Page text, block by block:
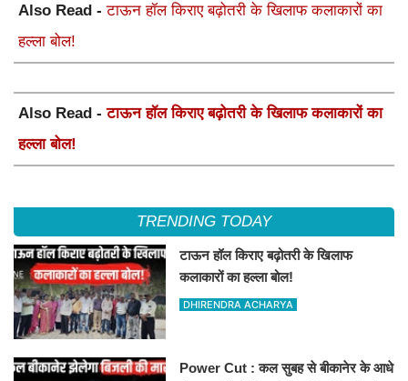
Also Read -टाऊन हॉल किराए बढ़ोतरी के खिलाफ कलाकारों का
हल्ला बोल!
Also Read -टाऊन हॉल किराए बढ़ोतरी के खिलाफ कलाकारों का
हल्ला बोल!
TRENDING TODAY
टाऊन हॉल किराए बढ़ोतरी के खिलाफ
कलाकारों का हल्ला बोल!
DHIRENDRA ACHARYA
Power Cut : कल सुबह से बीकानेर के आधे